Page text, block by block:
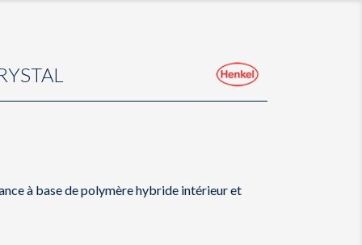
à base de polymère hybride intérieur et